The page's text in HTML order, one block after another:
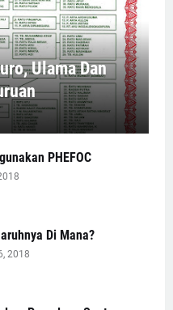
Ulama Dan
PHEFOC
Di Mana?
2018